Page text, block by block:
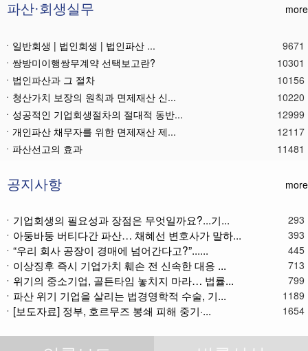
파산·회생실무 more
ㆍ일반회생 | 법인회생 | 법인파산 ...
9671
ㆍ쌍방미이행쌍무계약 선택보고란?
10301
ㆍ법인파산과 그 절차
10156
ㆍ청산가치 보장의 원칙과 면제재산 신...
10220
ㆍ성공적인 기업회생절차의 절대적 동반...
12999
ㆍ개인파산 채무자를 위한 면제재산 제...
12117
ㆍ파산선고의 효과
11481
ㆍ법인파산재단의 자산 양수
11800
ㆍ법인파산절차를 통한 대표이사의 면책...
11804
ㆍ법인파산 후 이사의 연대보증책임 해...
11581
ㆍ법인파산절차와 기업회생절차 개요
11879
ㆍ개인회생재단채권(우선권이 있는 채권...
11121
ㆍ개인회생재단이란?
11052
ㆍ개인회생채권이란?
11286
ㆍ가용소득이란?
ㆍ회생신청 후 경매절차 정지신청은?
11381
공지사항 more
ㆍ기업회생의 필요성과 장점은 무엇일까요?...기... 293
ㆍ아둥바둥 버티다간 파산… 채혜선 변호사가 말하... 393
ㆍ“우리 회사 공장이 경매에 넘어간다고?”...... 445
ㆍ이상징후 즉시 기업가치 훼손 전 신속한 대응 ... 713
ㆍ위기의 중소기업, 골든타임 놓치지 마라… 법률... 799
ㆍ파산 위기 기업을 살리는 법경영학적 수술, 기... 1189
ㆍ[보도자료] 정부, 호르무즈 봉쇄 피해 중기·... 1654